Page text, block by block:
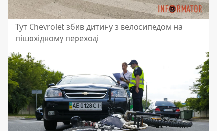
Тут Chevrolet збив дитину з велосипедом на
пішохідному переході